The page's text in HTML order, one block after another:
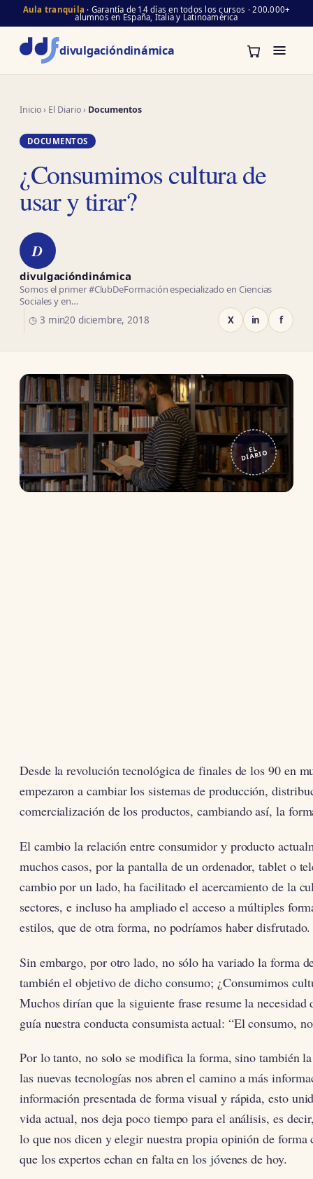
Aula tranquila · Garantía de 14 días en todos los cursos · 200.000+
alumnos en España, Italia y Latinoamérica
divulgacióndinámica
Inicio› El Diario› Documentos
DOCUMENTOS
¿Consumimos cultura de
usar y tirar?
D
divulgacióndinámica
Somos el primer #ClubDeFormación especializado en Ciencias
Sociales y en…
◷ 3 min20 diciembre, 2018 X in f
EL
DIARIO
Desde la revolución tecnológica de finales de los 90 en
empezaron a cambiar los sistemas de producción,
comercialización de los productos, cambiando así, la
El cambio la relación entre consumidor y producto
muchos casos, por la pantalla de un ordenador, tablet o
cambio por un lado, ha facilitado el acercamiento de la
sectores, e incluso ha ampliado el acceso a múltiples
estilos, que de otra forma, no podríamos haber disfrutado.
Sin embargo, por otro lado, no sólo ha variado la forma
también el objetivo de dicho consumo; ¿Consumimos
Muchos dirían que la siguiente frase resume la necesidad
guía nuestra conducta consumista actual: “El consumo,
Por lo tanto, no solo se modifica la forma, sino también
las nuevas tecnologías nos abren el camino a más
información presentada de forma visual y rápida, esto
vida actual, nos deja poco tiempo para el análisis, es
lo que nos dicen y elegir nuestra propia opinión de forma
que los expertos echan en falta en los jóvenes de hoy.